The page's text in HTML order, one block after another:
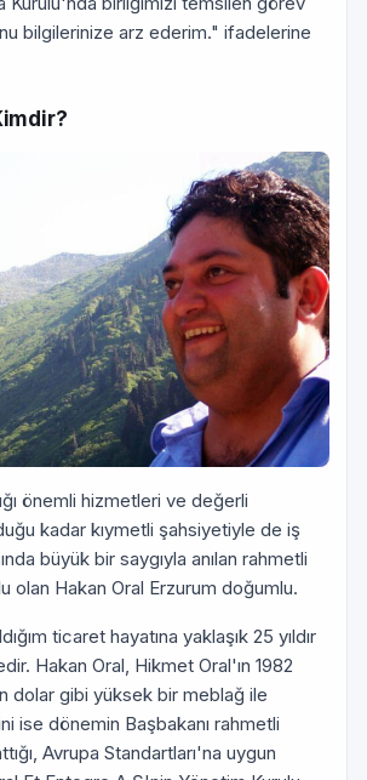
bilgilerinize arz ederim." ifadelerine
önemli hizmetleri ve değerli
kadar kıymetli şahsiyetiyle de iş
büyük bir saygıyla anılan rahmetli
olan Hakan Oral Erzurum doğumlu.
ticaret hayatına yaklaşık 25 yıldır
Hakan Oral, Hikmet Oral'ın 1982
dolar gibi yüksek bir meblağ ile
ise dönemin Başbakanı rahmetli
Avrupa Standartları'na uygun